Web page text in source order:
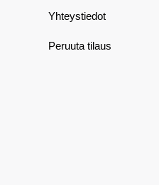
Yhteystiedot
Peruuta tilaus